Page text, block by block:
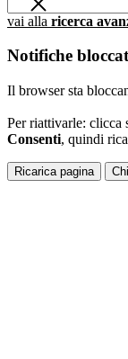
vai alla ricerca
Notifiche
Il browser sta
Per riattivarle:
Consenti, quindi
Ricarica pagina